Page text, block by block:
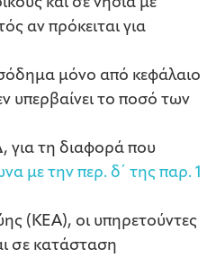
και σε νησιά με
αν πρόκειται για
μόνο από κεφάλαιο
υπερβαίνει το ποσό των
για τη διαφορά που
με την περ. δ΄ της παρ. 1
(ΚΕΑ), οι υπηρετούντες
σε κατάσταση